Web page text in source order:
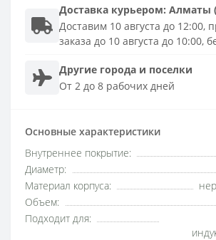
Доставка курьером: Алматы
Доставим 10 августа до 12:00,
заказа до 10 августа до 10:00,
Другие города и поселки
От 2 до 8 рабочих дней
Основные характеристики
Внутреннее покрытие:
Диаметр:
Материал корпуса:
Объем:
Подходит для: